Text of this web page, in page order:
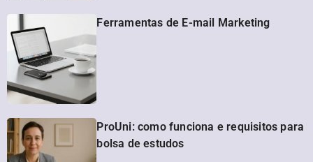
Ferramentas de E-mail Marketing
ProUni: como funciona e requisitos para
bolsa de estudos